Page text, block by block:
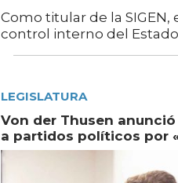
Como titular de la
control interno del
LEGISLATURA
Von der Thusen
a partidos políticos por